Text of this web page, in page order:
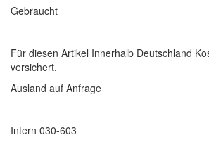
Gebraucht
Für diesen Artikel Innerhalb Deutschland
versichert.
Ausland auf Anfrage
Intern 030-603